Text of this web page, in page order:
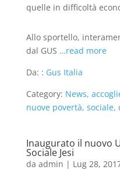
quelle in difficoltà
Allo sportello,
dal GUS …read more
Da: : Gus Italia
Category: News,
nuove povertà,
Inaugurato il nuovo
Sociale Jesi
da admin | Lug 28,